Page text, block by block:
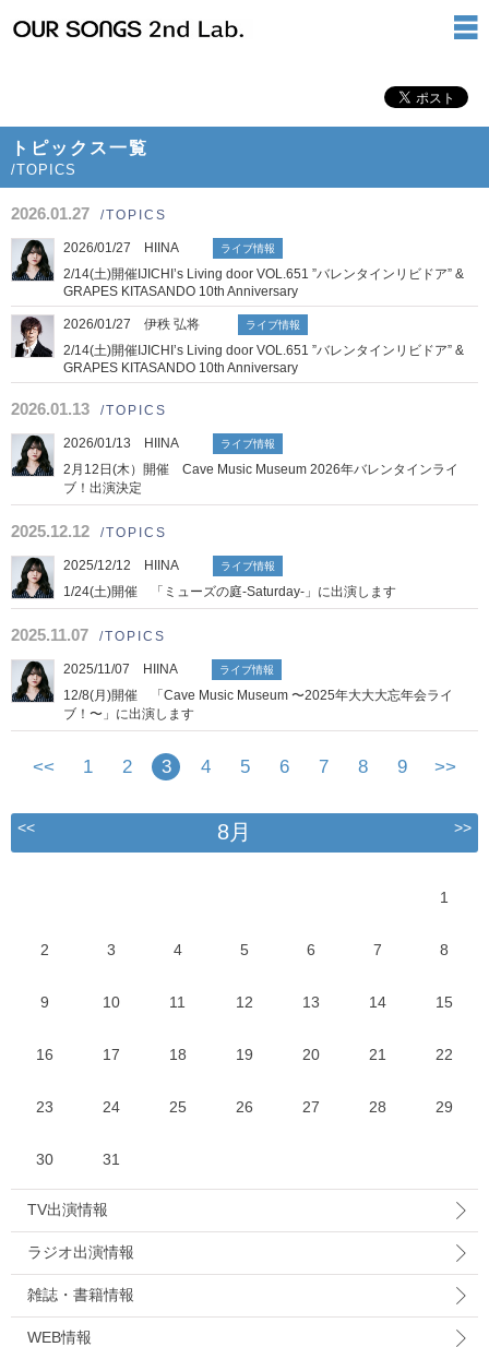
トピックス一覧
/TOPICS
2026.01.27 /TOPICS
2026/01/27 HIINA ライブ情報
2/14(土)開催IJICHI’s Living door VOL.651 ”バレンタインリビドア” &
GRAPES KITASANDO 10th Anniversary
2026/01/27 伊秩 弘将 ライブ情報
2/14(土)開催IJICHI’s Living door VOL.651 ”バレンタインリビドア” &
GRAPES KITASANDO 10th Anniversary
2026.01.13 /TOPICS
2026/01/13 HIINA ライブ情報
2月12日(木）開催 Cave Music Museum 2026年バレンタインライ
ブ！出演決定
2025.12.12 /TOPICS
2025/12/12 HIINA ライブ情報
1/24(土)開催 「ミューズの庭-Saturday-」に出演します
2025.11.07 /TOPICS
2025/11/07 HIINA ライブ情報
12/8(月)開催 「Cave Music Museum 〜2025年大大大忘年会ライ
ブ！〜」に出演します
<< 1 2 3 4 5 6 7 8 9 >>
<< 8月 >>
1
2 3 4 5 6 7 8
9 10 11 12 13 14 15
16 17 18 19 20 21 22
23 24 25 26 27 28 29
30 31
TV出演情報
ラジオ出演情報
雑誌・書籍情報
WEB情報